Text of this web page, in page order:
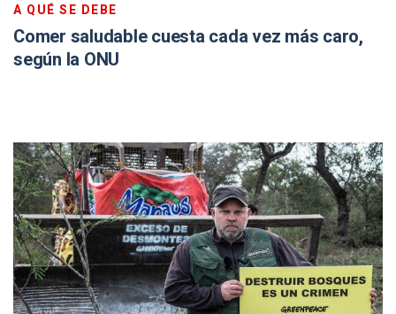
A QUÉ SE DEBE
Comer saludable cuesta cada vez más caro,
según la ONU